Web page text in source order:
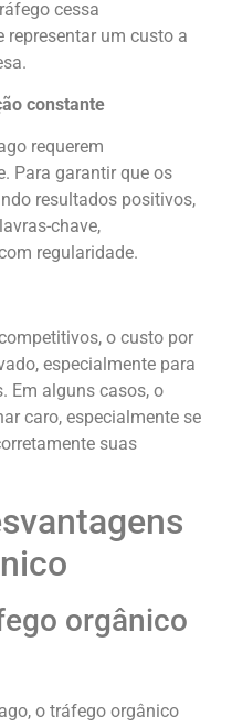
cessa
representar um custo a
constante
requerem
Para garantir que os
resultados positivos,
chave,
regularidade.
o custo por
especialmente para
Em alguns casos, o
caro, especialmente se
suas
orgânico
o tráfego orgânico